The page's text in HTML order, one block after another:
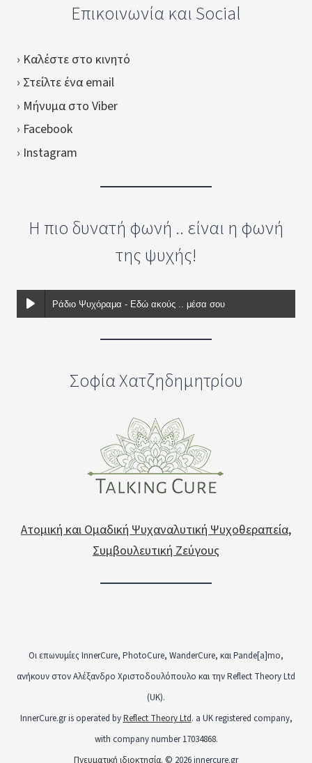
Επικοινωνία και Social
› Καλέστε στο κινητό
› Στείλτε ένα email
› Μήνυμα στο Viber
› Facebook
› Instagram
Η πιο δυνατή φωνή .. είναι η φωνή
της ψυχής!
Ράδιο Ψυχόραμα - Εδώ ακούς .. μέσα σου
Σοφία Χατζηδημητρίου
Ατομική και Ομαδική Ψυχαναλυτική Ψυχοθεραπεία,
Συμβουλευτική Ζεύγους
Οι επωνυμίες InnerCure, PhotoCure, WanderCure, και Pande[a]mo,
ανήκουν στον Αλέξανδρο Χριστοδουλόπουλο και την Reflect Theory Ltd
(UK).
InnerCure.gr is operated byReflect Theory Ltd. a UK registered company,
with company number 17034868.
Πνευματική ιδιοκτησία. © 2026 innercure.gr